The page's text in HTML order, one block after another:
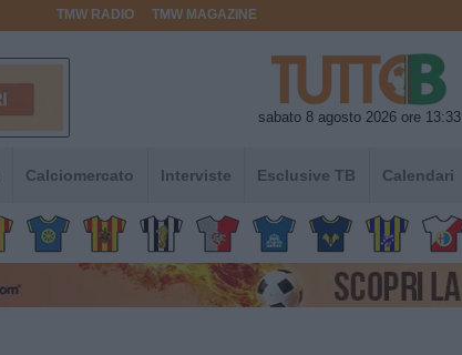
TMW RADIO TMW MAGAZINE
sabato 8 agosto 2026 ore 13:33
Calciomercato Interviste Esclusive TB Calendari